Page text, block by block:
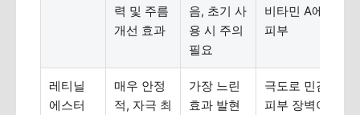
력 및 주름
개선 효과
음, 초기 사
용 시 주의
필요
비타민 A에 익숙
피부
레티닐
에스터
매우 안정
적, 자극 최
가장 느린
효과 발현
극도로 민감한 피
피부 장벽이 약한